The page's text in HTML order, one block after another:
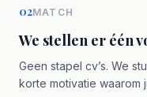
02MATCH
We stellen er één
Geen stapel cv’s. We
korte motivatie waarom